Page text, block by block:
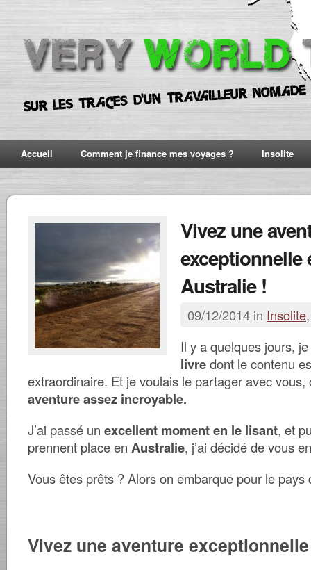
Accueil Comment je finance mes voyages ? Insolite
Vivez une
exceptionnelle
Australie !
09/12/2014 in Insolite
Il y a quelques jours,
livredont le contenu
extraordinaire. Et je voulais le partager avec vous,
aventure assez incroyable.
J’ai passé un excellent moment en le lisant, et
prennent place en Australie, j’ai décidé de vous
Vous êtes prêts ? Alors on embarque pour le pays
Vivez une aventure